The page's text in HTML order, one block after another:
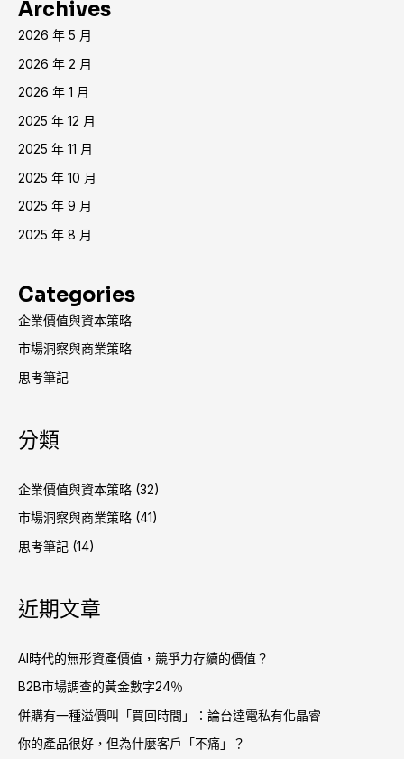
Archives
2026 年 5 月
2026 年 2 月
2026 年 1 月
2025 年 12 月
2025 年 11 月
2025 年 10 月
2025 年 9 月
2025 年 8 月
Categories
企業價值與資本策略
市場洞察與商業策略
思考筆記
分類
企業價值與資本策略 (32)
市場洞察與商業策略 (41)
思考筆記 (14)
近期文章
AI時代的無形資產價值，競爭力存續的價值？
B2B市場調查的黃金數字24％
併購有一種溢價叫「買回時間」：論台達電私有化晶睿
你的產品很好，但為什麼客戶「不痛」？